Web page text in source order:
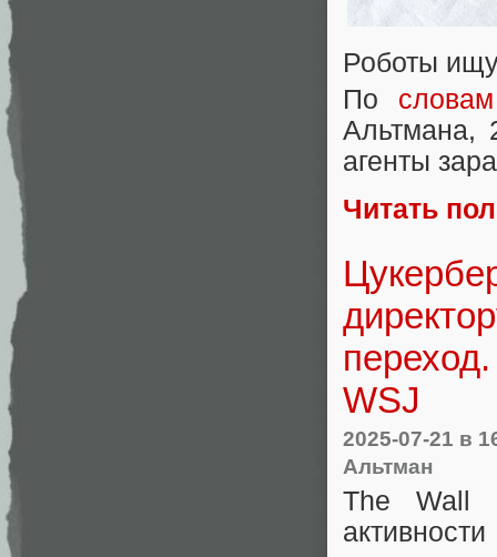
Роботы
По словам
Альтмана,
агенты
Читать
WSJ
2025-07-21 в
Альтман
The Wall